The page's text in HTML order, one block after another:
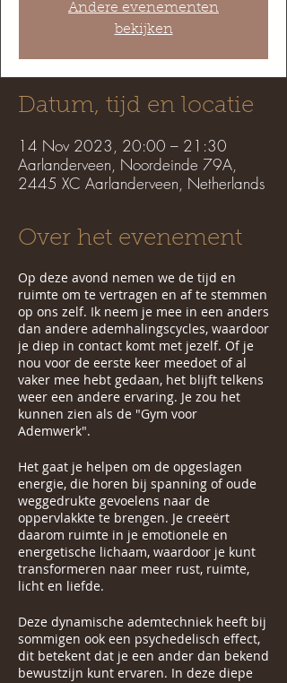
Andere evenementen
bekijken
Datum, tijd en locatie
14 Nov 2023, 20:00 – 21:30
Aarlanderveen, Noordeinde 79A,
2445 XC Aarlanderveen, Netherlands
Over het evenement
Op deze avond nemen we de tijd en
ruimte om te vertragen en af te stemmen
op ons zelf. Ik neem je mee in een anders
dan andere ademhalingscycles, waardoor
je diep in contact komt met jezelf. Of je
nou voor de eerste keer meedoet of al
vaker mee hebt gedaan, het blijft telkens
weer een andere ervaring. Je zou het
kunnen zien als de "Gym voor
Ademwerk".
Het gaat je helpen om de opgeslagen
energie, die horen bij spanning of oude
weggedrukte gevoelens naar de
oppervlakkte te brengen. Je creeërt
daarom ruimte in je emotionele en
energetische lichaam, waardoor je kunt
transformeren naar meer rust, ruimte,
licht en liefde.
Deze dynamische ademtechniek heeft bij
sommigen ook een psychedelisch effect,
dit betekent dat je een ander dan bekend
bewustzijn kunt ervaren. In deze diepe